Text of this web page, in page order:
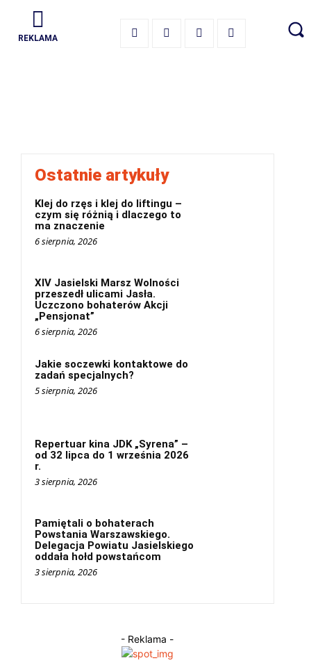
REKLAMA
Ostatnie artykuły
Klej do rzęs i klej do liftingu –
czym się różnią i dlaczego to
ma znaczenie
6 sierpnia, 2026
XIV Jasielski Marsz Wolności
przeszedł ulicami Jasła.
Uczczono bohaterów Akcji
„Pensjonat”
6 sierpnia, 2026
Jakie soczewki kontaktowe do
zadań specjalnych?
5 sierpnia, 2026
Repertuar kina JDK „Syrena” –
od 32 lipca do 1 września 2026
r.
3 sierpnia, 2026
Pamiętali o bohaterach
Powstania Warszawskiego.
Delegacja Powiatu Jasielskiego
oddała hołd powstańcom
3 sierpnia, 2026
- Reklama -